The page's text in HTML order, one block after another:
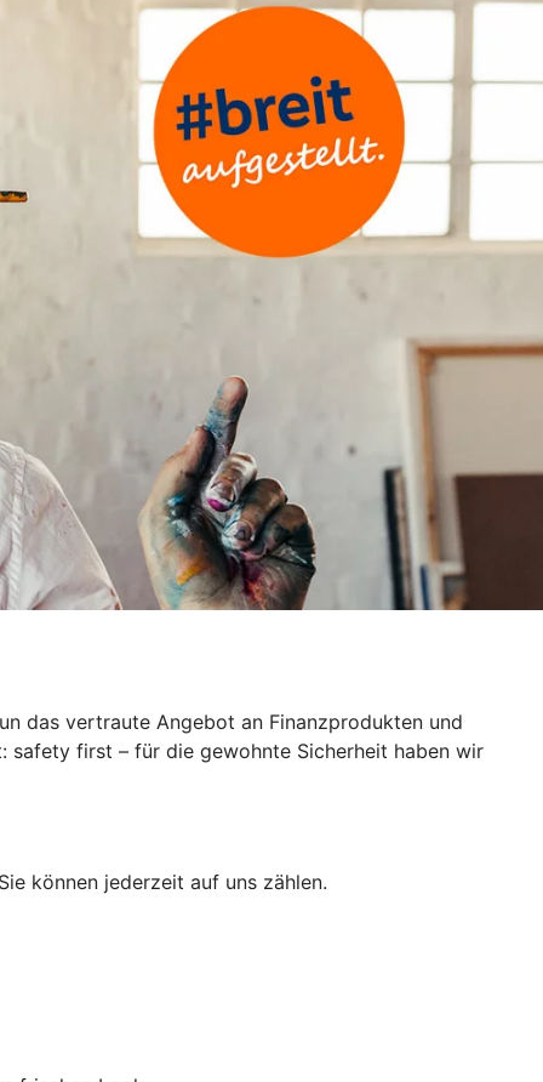
das vertraute Angebot an Finanzprodukten und
safety first – für die gewohnte Sicherheit haben wir
können jederzeit auf uns zählen.